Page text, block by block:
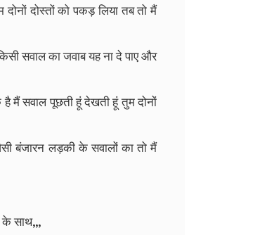
दोस्तों को पकड़ लिया तब तो मैं
सवाल का जवाब यह ना दे पाए और
मैं सवाल पूछती हूं देखती हूं तुम दोनों
बंजारन लड़की के सवालों का तो मैं
के साथ,,,